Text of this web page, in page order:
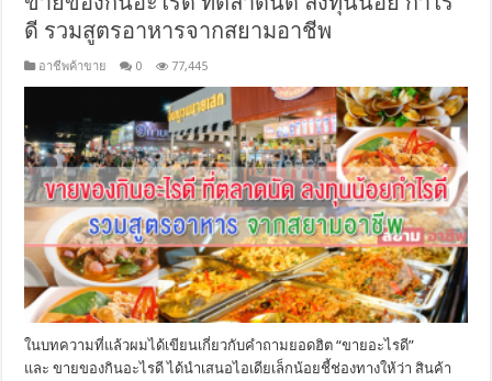
ดี รวมสูตรอาหารจากสยามอาชีพ
อาชีพค้าขาย 0 77,445
ในบทความที่แล้วผมได้เขียนเกี่ยวกับคำถามยอดฮิต “ขายอะไรดี”
และ ขายของกินอะไรดี ได้นำเสนอไอเดียเล็กน้อยชี้ช่องทางให้ว่า สินค้า